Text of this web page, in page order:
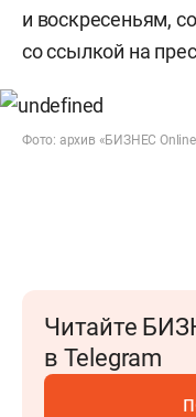
и воскресеньям,
со ссылкой на
Фото: архив «БИЗНЕС
Читайте
в Telegram